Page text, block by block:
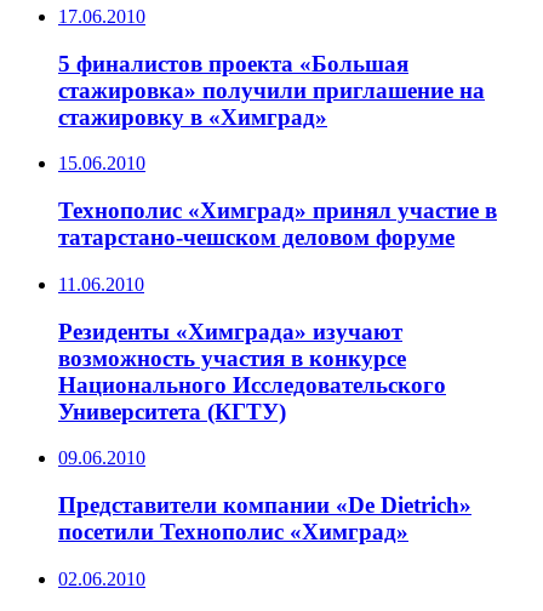
17.06.2010
5 финалистов проекта «Большая
стажировка» получили приглашение на
стажировку в «Химград»
15.06.2010
Технополис «Химград» принял участие в
татарстано-чешском деловом форуме
11.06.2010
Резиденты «Химграда» изучают
возможность участия в конкурсе
Национального Исследовательского
Университета (КГТУ)
09.06.2010
Представители компании «De Dietrich»
посетили Технополис «Химград»
02.06.2010